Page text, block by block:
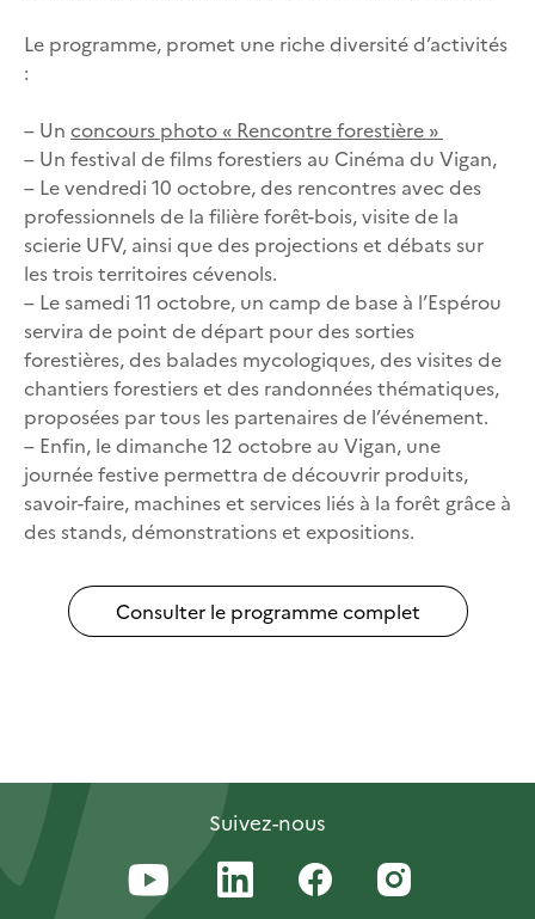
Le programme, promet une riche diversité d’activités
:
– Un concours photo « Rencontre forestière »
– Un festival de films forestiers au Cinéma du Vigan,
– Le vendredi 10 octobre, des rencontres avec des
professionnels de la filière forêt-bois, visite de la
scierie UFV, ainsi que des projections et débats sur
les trois territoires cévenols.
– Le samedi 11 octobre, un camp de base à l’Espérou
servira de point de départ pour des sorties
forestières, des balades mycologiques, des visites de
chantiers forestiers et des randonnées thématiques,
proposées par tous les partenaires de l’événement.
– Enfin, le dimanche 12 octobre au Vigan, une
journée festive permettra de découvrir produits,
savoir-faire, machines et services liés à la forêt grâce à
des stands, démonstrations et expositions.
Consulter le programme complet
Suivez-nous